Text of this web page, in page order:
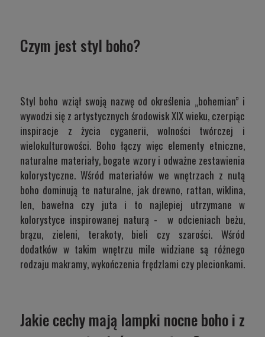
Czym jest styl boho?
Styl boho wziął swoją nazwę od określenia „bohemian” i
wywodzi się z artystycznych środowisk XIX wieku, czerpiąc
inspiracje z życia cyganerii, wolności twórczej i
wielokulturowości. Boho łączy więc elementy etniczne,
naturalne materiały, bogate wzory i odważne zestawienia
kolorystyczne. Wśród materiałów we wnętrzach z nutą
boho dominują te naturalne, jak drewno, rattan, wiklina,
len, bawełna czy juta i to najlepiej utrzymane w
kolorystyce inspirowanej naturą - w odcieniach beżu,
brązu, zieleni, terakoty, bieli czy szarości. Wśród
dodatków w takim wnętrzu mile widziane są różnego
rodzaju makramy, wykończenia frędzlami czy plecionkami.
Jakie cechy mają lampki nocne boho i z